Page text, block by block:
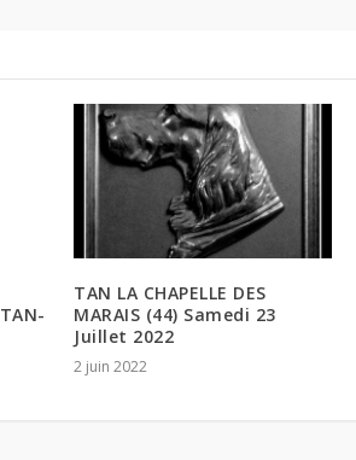
TAN LA CHAPELLE DES
MARAIS (44) Samedi 23
Juillet 2022
2 juin 2022